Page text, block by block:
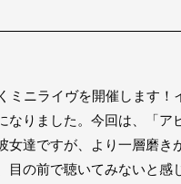
ニライヴを開催します
りました。今回は、「
達ですが、より一層磨
の前で聴いてみないと